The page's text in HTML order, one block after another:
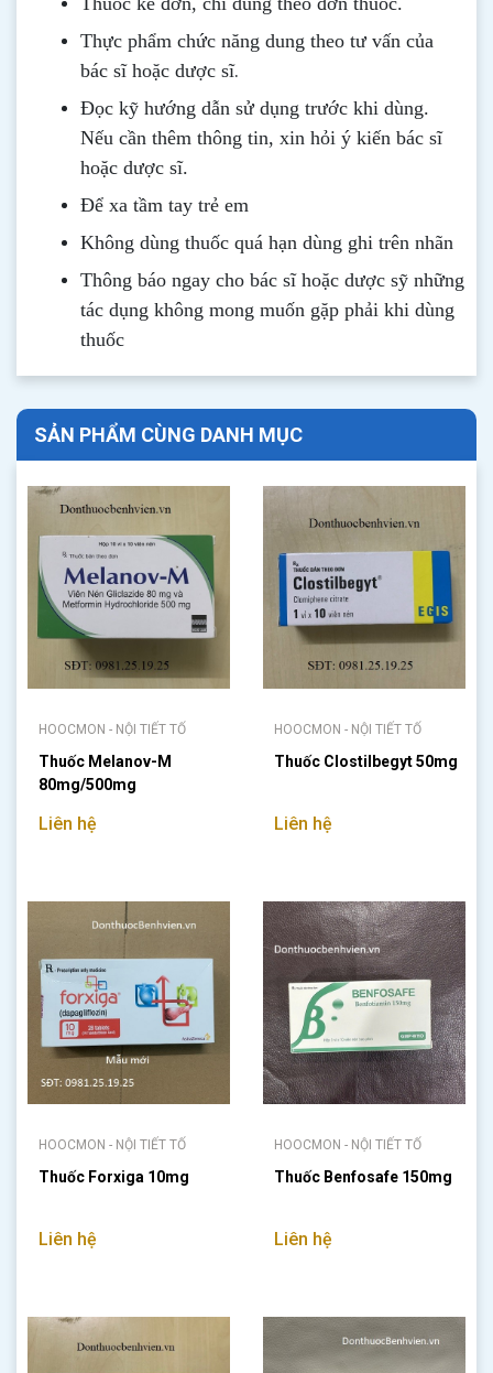
Thực phẩm chức năng dung theo tư vấn của
bác sĩ hoặc dược sĩ.
Đọc kỹ hướng dẫn sử dụng trước khi dùng.
Nếu cần thêm thông tin, xin hỏi ý kiến bác sĩ
hoặc dược sĩ.
Để xa tầm tay trẻ em
Không dùng thuốc quá hạn dùng ghi trên nhãn
Thông báo ngay cho bác sĩ hoặc dược sỹ những
tác dụng không mong muốn gặp phải khi dùng
thuốc
SẢN PHẨM CÙNG DANH MỤC
HOOCMON - NỘI TIẾT TỐ
Thuốc Melanov-M
80mg/500mg
Liên hệ
HOOCMON - NỘI TIẾT TỐ
Thuốc Clostilbegyt 50mg
Liên hệ
HOOCMON - NỘI TIẾT TỐ
Thuốc Forxiga 10mg
Liên hệ
HOOCMON - NỘI TIẾT TỐ
Thuốc Benfosafe 150mg
Liên hệ